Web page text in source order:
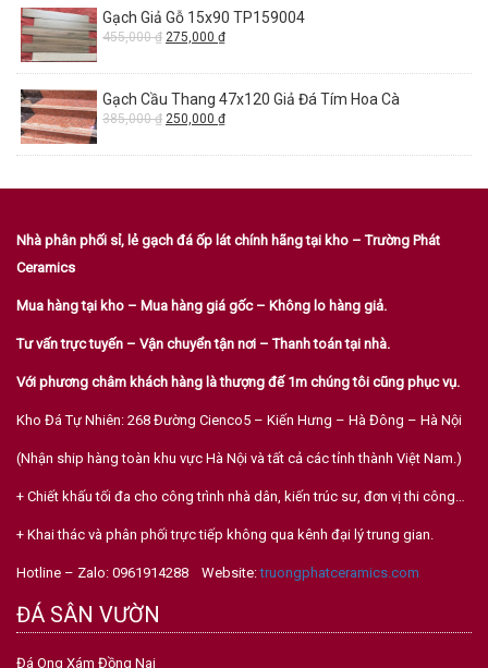
Gạch Giả Gỗ 15x90 TP159004
455,000₫ 275,000 ₫
Gạch Cầu Thang 47x120 Giả Đá Tím Hoa Cà
385,000₫ 250,000 ₫
Nhà phân phối sỉ, lẻ gạch đá ốp lát chính hãng tại kho – Trường Phát
Ceramics
Mua hàng tại kho – Mua hàng giá gốc – Không lo hàng giả.
Tư vấn trực tuyến – Vận chuyển tận nơi – Thanh toán tại nhà.
Với phương châm khách hàng là thượng đế 1m chúng tôi cũng phục vụ.
Kho Đá Tự Nhiên: 268 Đường Cienco5 – Kiến Hưng – Hà Đông – Hà Nội
(Nhận ship hàng toàn khu vực Hà Nội và tất cả các tỉnh thành Việt Nam.)
+ Chiết khấu tối đa cho công trình nhà dân, kiến trúc sư, đơn vị thi công…
+ Khai thác và phân phối trực tiếp không qua kênh đại lý trung gian.
Hotline – Zalo: 0961914288 Website:truongphatceramics.com
ĐÁ SÂN VƯỜN
Đá Ong Xám Đồng Nai